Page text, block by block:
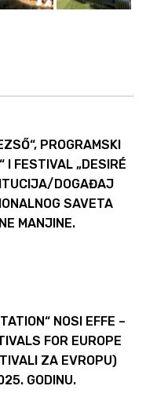
PROGRAMSKI
I FESTIVAL „DESIRÉ
DOGAĐAJ
SAVETA
MANJINE.
NOSI EFFE –
FOR EUROPE
ZA EVROPU)
GODINU.